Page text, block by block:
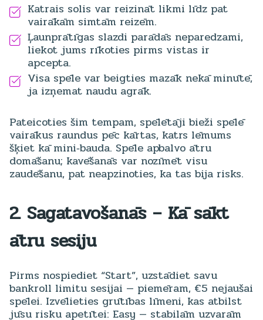
Katrais solis var reizināt likmi līdz pat
vairākām simtām reizēm.
Ļaunprātīgas slazdi parādās neparedzami,
liekot jums rīkoties pirms vistas ir
apcepta.
Visa spēle var beigties mazāk nekā minūtē,
ja izņemat naudu agrāk.
Pateicoties šim tempam, spēlētāji bieži spēlē
vairākus raundus pēc kārtas, katrs lēmums
šķiet kā mini‑bauda. Spēle apbalvo ātru
domāšanu; kavēšanās var nozīmēt visu
zaudēšanu, pat neapzinoties, ka tas bija risks.
2. Sagatavošanās – Kā sākt
ātru sesiju
Pirms nospiediet “Start”, uzstādiet savu
bankroll limitu sesijai — piemēram, €5 nejaušai
spēlei. Izvēlieties grūtības līmeni, kas atbilst
jūsu risku apetītei: Easy — stabilām uzvarām